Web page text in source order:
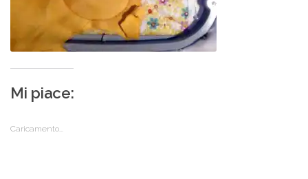
Mi piace:
Caricamento...